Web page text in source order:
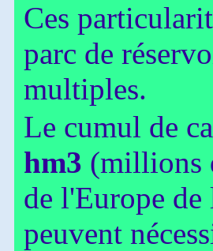
Ces
parc de
multiples.
Le cumul de
hm3 (millions
de l'Europe
peuvent